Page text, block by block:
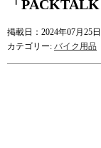
「
掲載日：2024年07月25日
カテゴリー: バイク用品